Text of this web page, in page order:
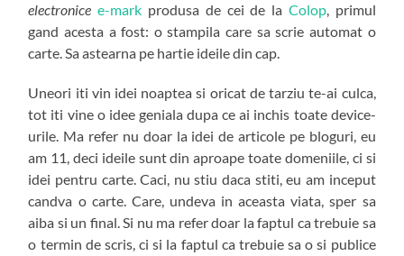
electronice e-mark produsa de cei de la Colop, primul
gand acesta a fost: o stampila care sa scrie automat o
carte. Sa astearna pe hartie ideile din cap.
Uneori iti vin idei noaptea si oricat de tarziu te-ai culca,
tot iti vine o idee geniala dupa ce ai inchis toate device-
urile. Ma refer nu doar la idei de articole pe bloguri, eu
am 11, deci ideile sunt din aproape toate domeniile, ci si
idei pentru carte. Caci, nu stiu daca stiti, eu am inceput
candva o carte. Care, undeva in aceasta viata, sper sa
aiba si un final. Si nu ma refer doar la faptul ca trebuie sa
o termin de scris, ci si la faptul ca trebuie sa o si publice